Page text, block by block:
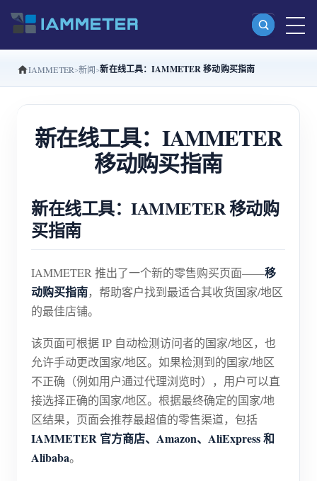
产品
单相 Wi-Fi 电能表 (WEM3080)
分相 Wi-Fi 电能表 (WEM2067)
三相 Wi-Fi 电能表 (WEM3080T)
三相 Wi-Fi 电能表 (WEM3050T)
WiFi 功率控制器
IAMMETER Cloud Pro
私有化部署服务
IAMMETER 模拟器
虚拟电表
能源预测与仿真系统
应用
商店
IAMMETER 新闻 新在线工具：IAMMETER 移动购买指南
新在线工具：IAMMETER
移动购买指南
新在线工具：IAMMETER 移动购
买指南
IAMMETER 推出了一个新的零售购买页面——移
动购买指南，帮助客户找到最适合其收货国家/地区
的最佳店铺。
该页面可根据 IP 自动检测访问者的国家/地区，也
允许手动更改国家/地区。如果检测到的国家/地区
不正确（例如用户通过代理浏览时），用户可以直
接选择正确的国家/地区。根据最终确定的国家/地
区结果，页面会推荐最超值的零售渠道，包括
IAMMETER 官方商店、Amazon、AliExpress 和
Alibaba。